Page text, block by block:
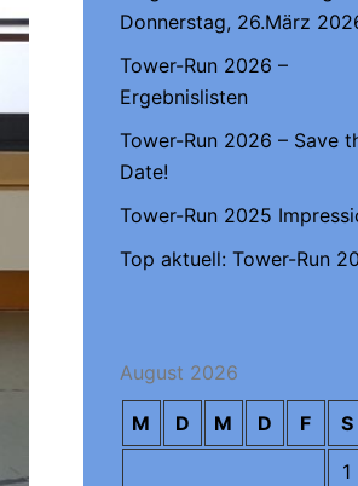
Donnerstag, 26.März
Tower-Run 2026 –
Ergebnislisten
Tower-Run 2026 – Save
Date!
Tower-Run 2025
Top aktuell: Tower-Run
August 2026
M D M D F S
1